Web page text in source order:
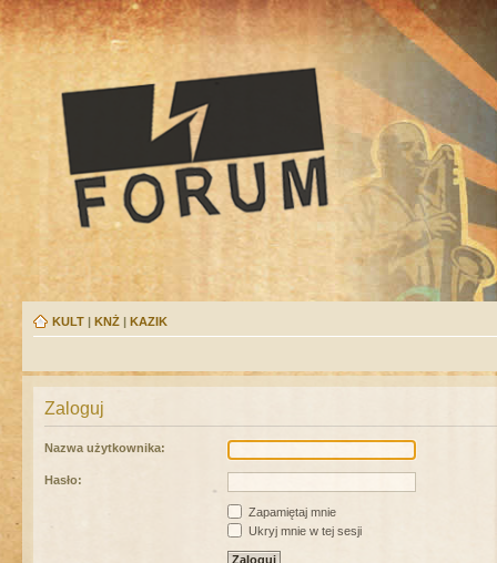
KULT | KNŻ | KAZIK
Zaloguj
Nazwa użytkownika:
Hasło:
Zapamiętaj mnie
Ukryj mnie w tej sesji